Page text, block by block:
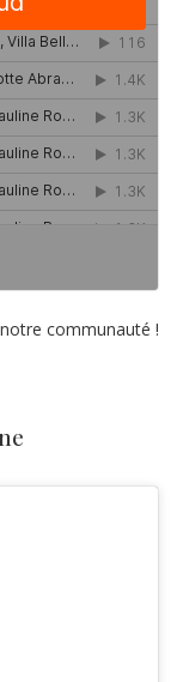
communauté !